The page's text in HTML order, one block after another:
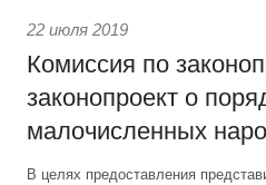
22 июля 2019
Комиссия по
законопроект о
малочисленных
В целях предоставления